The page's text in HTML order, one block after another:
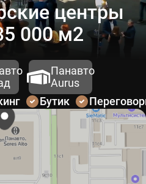
центры
000 м2
Панавто
Aurus
Бутик